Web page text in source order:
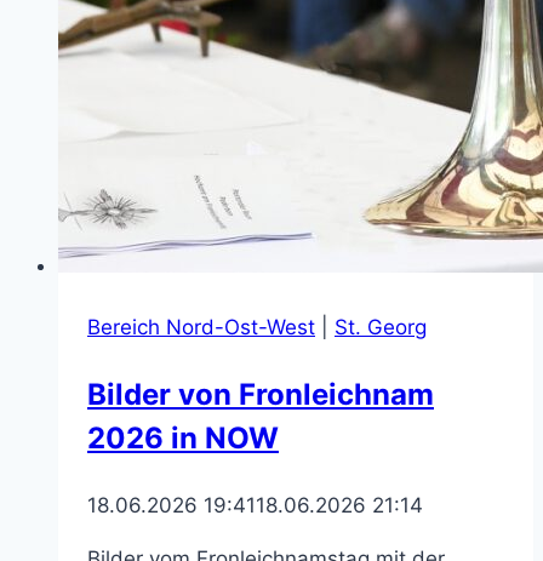
Bereich Nord-Ost-West St. Georg
Bilder von Fronleichnam
2026 in NOW
18.06.2026 19:4118.06.2026 21:14